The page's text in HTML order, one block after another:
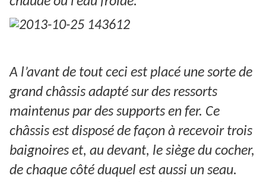
A l’avant de tout ceci est placé une sorte de
grand châssis adapté sur des ressorts
maintenus par des supports en fer. Ce
châssis est disposé de façon à recevoir trois
baignoires et, au devant, le siège du cocher,
de chaque côté duquel est aussi un seau.